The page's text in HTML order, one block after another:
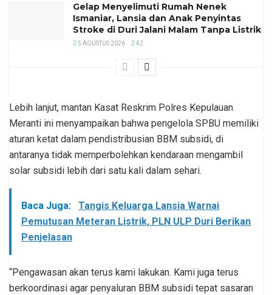
Gelap Menyelimuti Rumah Nenek
Ismaniar, Lansia dan Anak Penyintas
Stroke di Duri Jalani Malam Tanpa Listrik
5 AGUSTUS 2026 42
Lebih lanjut, mantan Kasat Reskrim Polres Kepulauan
Meranti ini menyampaikan bahwa pengelola SPBU memiliki
aturan ketat dalam pendistribusian BBM subsidi, di
antaranya tidak memperbolehkan kendaraan mengambil
solar subsidi lebih dari satu kali dalam sehari.
Baca Juga:
Tangis Keluarga Lansia Warnai
Pemutusan Meteran Listrik, PLN ULP Duri Berikan
Penjelasan
“Pengawasan akan terus kami lakukan. Kami juga terus
berkoordinasi agar penyaluran BBM subsidi tepat sasaran